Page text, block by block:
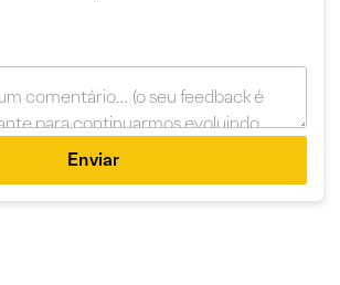
Enviar